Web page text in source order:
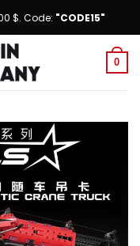
$. Code: "CODE15"
0